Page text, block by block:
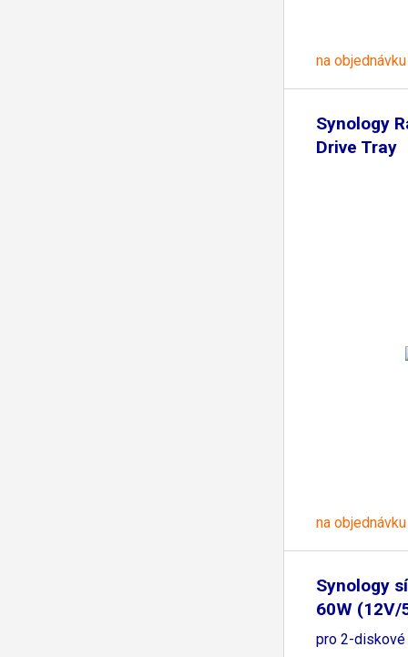
na objednávku
Synology
Drive Tray
na objednávku
Synology
60W (12V/
pro 2-